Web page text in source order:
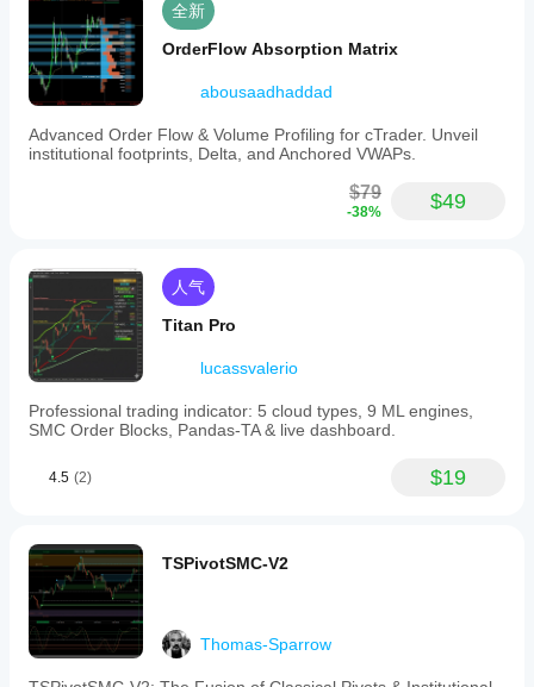
全新
OrderFlow Absorption Matrix
abousaadhaddad
Advanced Order Flow & Volume Profiling for cTrader. Unveil
institutional footprints, Delta, and Anchored VWAPs.
$79
-38% $49
人气
Titan Pro
lucassvalerio
Professional trading indicator: 5 cloud types, 9 ML engines,
SMC Order Blocks, Pandas-TA & live dashboard.
4.5 (2) $19
TSPivotSMC-V2
Thomas-Sparrow